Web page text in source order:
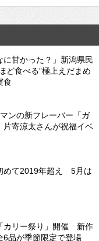
に甘かった？」新潟県民
ど食べる”極上えだまめ
食
ンの新フレーバー「ガ
寄涼太さんが祝福イベ
めて2019年超え 5月は
カリー祭り」開催 新作
6品が季節限定で登場